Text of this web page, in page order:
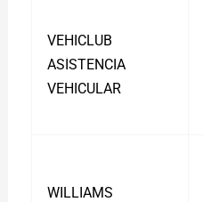
VEHICLUB
ASISTENCIA
VEHICULAR
WILLIAMS